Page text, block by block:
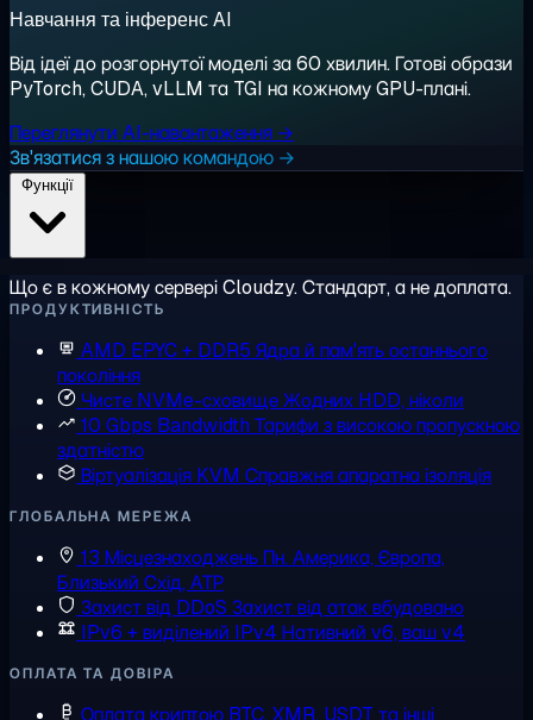
Навчання та інференс AI
Від ідеї до розгорнутої моделі за 60 хвилин. Готові образи
PyTorch, CUDA, vLLM та TGI на кожному GPU-плані.
Переглянути AI-навантаження →
Зв'язатися з нашою командою →
Що є в кожному сервері Cloudzy. Стандарт, а не доплата.
ПРОДУКТИВНІСТЬ
AMD EPYC + DDR5 Ядра й пам'ять останнього
покоління
Чисте NVMe-сховищеЖодних HDD, ніколи
10 Gbps Bandwidth Тарифи з високою пропускною
здатністю
Віртуалізація KVM Справжня апаратна ізоляція
ГЛОБАЛЬНА МЕРЕЖА
13 Місцезнаходжень Пн. Америка, Європа,
Близький Схід, АТР
Захист від DDoS Захист від атак вбудовано
IPv6 + виділений IPv4 Нативний v6, ваш v4
ОПЛАТА ТА ДОВІРА
Оплата криптою BTC, XMR, USDT та інші